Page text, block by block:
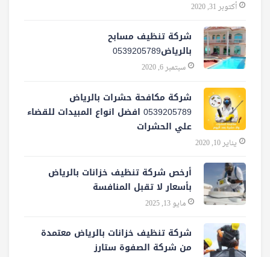
أكتوبر 31, 2020
شركة تنظيف مسابح
بالرياض0539205789
سبتمبر 6, 2020
شركة مكافحة حشرات بالرياض
0539205789 افضل انواع المبيدات للقضاء
علي الحشرات
يناير 10, 2020
أرخص شركة تنظيف خزانات بالرياض
بأسعار لا تقبل المنافسة
مايو 13, 2025
شركة تنظيف خزانات بالرياض معتمدة
من شركة الصفوة ستارز